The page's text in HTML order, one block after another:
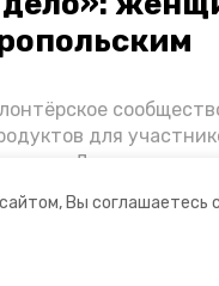
Вы соглашаетесь
для
Девушки